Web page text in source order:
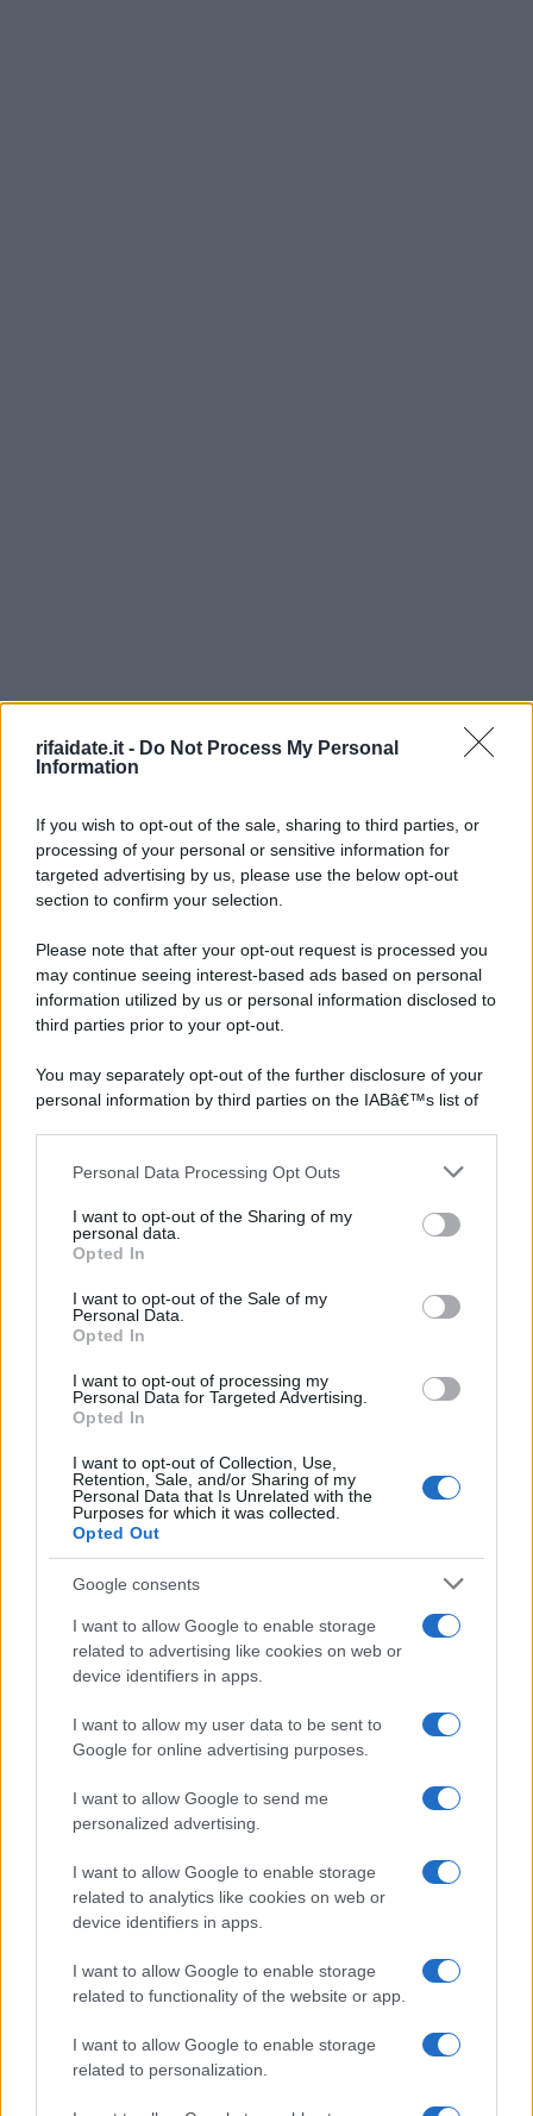
rifaidate.it - Do Not Process My Personal
Information
If you wish to opt-out of the sale, sharing to third parties, or
processing of your personal or sensitive information for
targeted advertising by us, please use the below opt-out
section to confirm your selection.
Please note that after your opt-out request is processed you
may continue seeing interest-based ads based on personal
information utilized by us or personal information disclosed to
third parties prior to your opt-out.
You may separately opt-out of the further disclosure of your
personal information by third parties on the IABâ€™s list of
This information may also be disclosed by us to third parties
further disclose it to other third parties.
Please note that this website/app uses one or more Google
services and may gather and store information including but
not limited to your visit or usage behaviour. You may click to
grant or deny consent to Google and its third-party tags to
consent section.
Personal Data Processing Opt Outs
I want to opt-out of the Sharing of my
personal data.
Opted In
I want to opt-out of the Sale of my
Personal Data.
Opted In
I want to opt-out of processing my
Personal Data for Targeted Advertising.
Opted In
I want to opt-out of Collection, Use,
Retention, Sale, and/or Sharing of my
Personal Data that Is Unrelated with the
Purposes for which it was collected.
Opted Out
Google consents
I want to allow Google to enable storage
related to advertising like cookies on web or
device identifiers in apps.
I want to allow my user data to be sent to
Google for online advertising purposes.
I want to allow Google to send me
personalized advertising.
I want to allow Google to enable storage
related to analytics like cookies on web or
device identifiers in apps.
I want to allow Google to enable storage
related to functionality of the website or app.
I want to allow Google to enable storage
related to personalization.
©2026 - rifaidate.it - p.iva 03338800984 Privacy Pubblicità